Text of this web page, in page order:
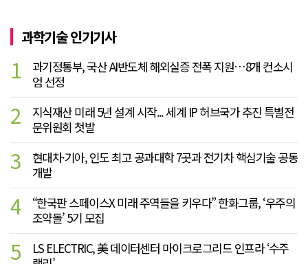
과학기술 인기기사
1
과기정통부, 국산 AI반도체 해외실증 전폭 지원…8개 컨소시
엄 선정
2
지식재산 미래 5년 설계 시작... 세계 IP 허브국가 추진 특별전
문위원회 첫발
3
현대차·기아, 인도 최고 공과대학 7곳과 전기차 핵심기술 공동
개발
4
“한국판 스페이스X 미래 주역들을 키우다” 한화그룹, ‘우주의
조약돌’ 5기 모집
5
LS ELECTRIC, 美 데이터센터 마이크로그리드 인프라 ‘수주